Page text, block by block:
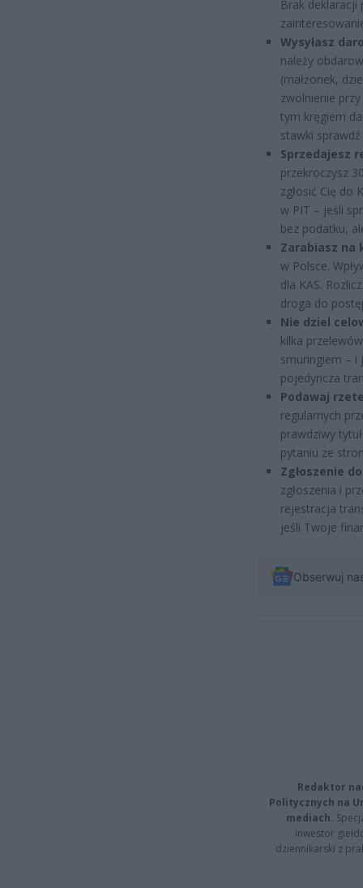
Brak deklaracji
Wysyłasz
należy
(małżonek,
zwolnienie
tym kręgiem
stawki
Sprzedajesz
przekroczysz
zgłosić Cię do
w PIT – jeśli
bez podatku,
Zarabiasz na
w Polsce.
dla KAS.
droga do
Nie dziel
kilka
smuringiem – i
pojedyncza
Podawaj
regularnych
prawdziwy
pytaniu ze
Zgłoszenie
zgłoszenia i
rejestracja
jeśli Twoje
Obserwuj
Redaktor
Politycznych na
mediach.
inwestor
dziennikarski z